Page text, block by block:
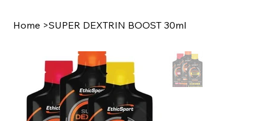
Home >SUPER DEXTRIN BOOST 30ml